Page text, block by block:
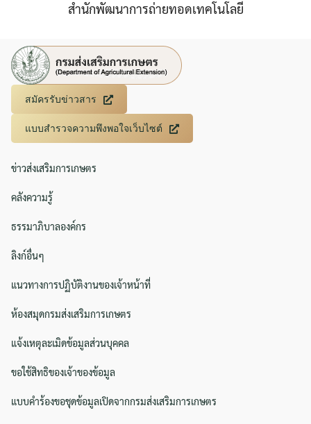
Search
for:
สำนักพัฒนาการถ่ายทอดเทคโนโลยี
สมัครรับข่าวสาร
แบบสำรวจความพึงพอใจเว็บไซต์
ข่าวส่งเสริมการเกษตร
คลังความรู้
ธรรมาภิบาลองค์กร
ลิงก์อื่นๆ
แนวทางการปฏิบัติงานของเจ้าหน้าที่
ห้องสมุดกรมส่งเสริมการเกษตร
แจ้งเหตุละเมิดข้อมูลส่วนบุคคล
ขอใช้สิทธิของเจ้าของข้อมูล
แบบคำร้องขอชุดข้อมูลเปิดจากกรมส่งเสริมการเกษตร